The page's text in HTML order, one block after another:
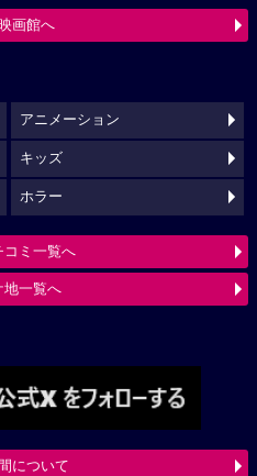
画館へ
アニメーション
キッズ
ホラー
コミ一覧へ
地一覧へ
について